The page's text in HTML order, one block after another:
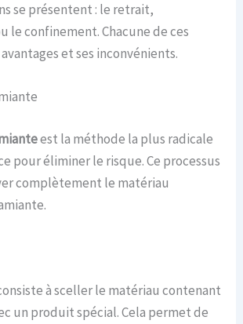
se présentent : le retrait,
le confinement. Chacune de ces
et ses inconvénients.
est la méthode la plus radicale
pour éliminer le risque. Ce processus
complètement le matériau
à sceller le matériau contenant
un produit spécial. Cela permet de